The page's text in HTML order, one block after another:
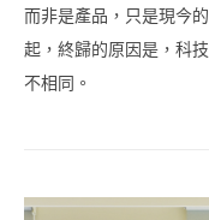
而非是產品，只是現今
起，終歸的原因是，科
不相同。